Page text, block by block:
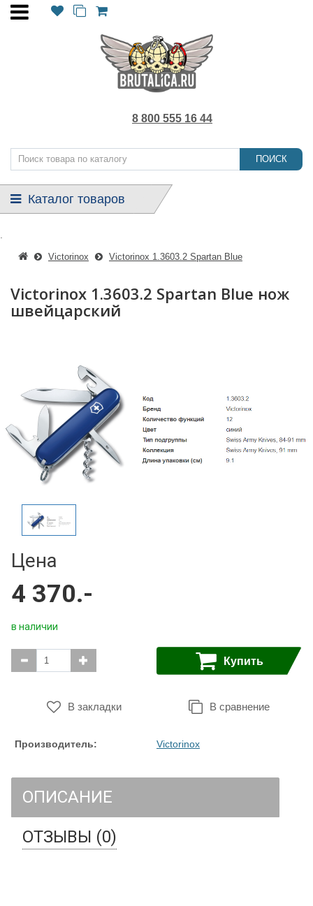
8 800 555 16 44
ПОИСК
Каталог товаров
Victorinox Victorinox 1.3603.2 Spartan Blue
Victorinox 1.3603.2 Spartan Blue нож
швейцарский
Цена
4 370.-
в наличии
Купить
В закладки В сравнение
Производитель: Victorinox
ОПИСАНИЕ
ОТЗЫВЫ (0)